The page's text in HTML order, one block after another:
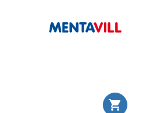
shopping_cart